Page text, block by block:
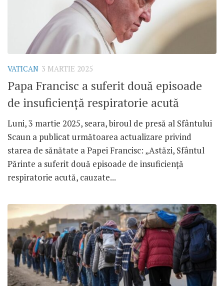
VATICAN 3 MARTIE 2025
Papa Francisc a suferit două episoade
de insuficiență respiratorie acută
Luni, 3 martie 2025, seara, biroul de presă al Sfântului
Scaun a publicat următoarea actualizare privind
starea de sănătate a Papei Francisc: „Astăzi, Sfântul
Părinte a suferit două episoade de insuficiență
respiratorie acută, cauzate...